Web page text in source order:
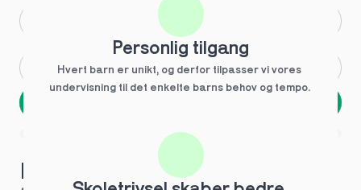
2.g Andet
1 ud af 9 for at finde den rette tutor
Hvilke behov?
Personlig tilgang
Hvert barn er unikt, og derfor tilpasser vi vores
undervisning til det enkelte barns behov og tempo.